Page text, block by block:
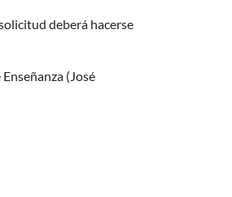
deberá hacerse
(José